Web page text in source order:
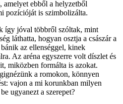
amelyet ebből a helyzetből
pozícióját is szimbolizálta.
így jóval többről szóltak, mint
láthatta, hogyan osztja a császár a
az ellenséggel, kinek
Az aréna egyszerre volt díszlet és
miközben formálta is azokat.
a romokon, könnyen
vajon a mi korunkban milyen
ugyanezt a szerepet?